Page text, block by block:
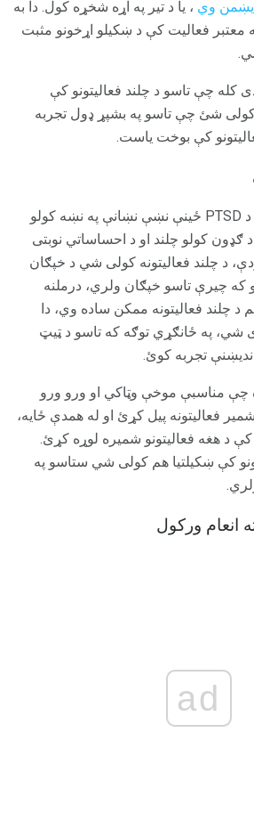
وي ، یا د تیر په اړه شخړه کول. دا به
فعالیت کې د ښکیلو اړخونو مثبت
کله چې تاسو د چلند فعالیتونو کې
شئ چې تاسو په بشپړ ډول تجربه
کې بوخت یاست.
Behavioral Activation د PTSD ځینې نښې نښانې په نښه کولو
د ګډون کولو چلند او د احساساتي نوبتی
د چلند فعالیتونه کولی شي د خپګان
که چیرې تاسو خپګان ولري، درملنه
چلند فعالیتونه ممکن ساده وي، دا
شي، په ځانګړي توګه که تاسو د ټیټ
تجربه کوئ.
چې مناسبې موخې وټاکي او ورو ورو
فعالیتونه پیل کړئ او له همدې ځایه،
کې د هغه فعالیتونو شمیره لوړه کړئ.
کې ښکیلتیا هم کولی شي ستاسو په
ad